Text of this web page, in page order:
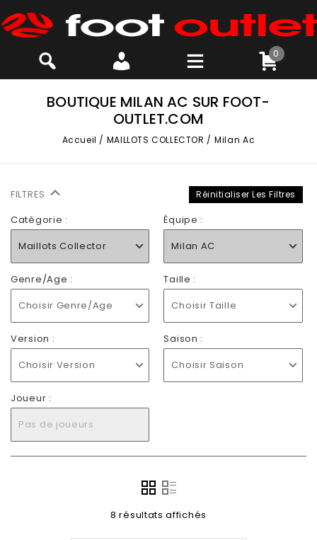
0
BOUTIQUE MILAN AC SUR FOOT-
OUTLET.COM
Accueil / MAILLOTS COLLECTOR / Milan Ac
FILTRES Réinitialiser Les Filtres
Catégorie :
Maillots Collector
Équipe :
Milan AC
Genre/Age :
Choisir Genre/Age
Taille :
Choisir Taille
Version :
Choisir Version
Saison :
Choisir Saison
Joueur :
Pas de joueurs
8 résultats affichés